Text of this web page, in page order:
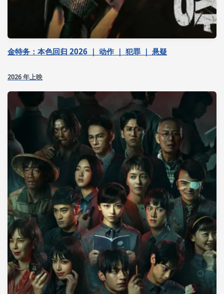
金特务：本色回归 2026 ｜ 动作 ｜ 犯罪 ｜ 悬疑
2026 年上映